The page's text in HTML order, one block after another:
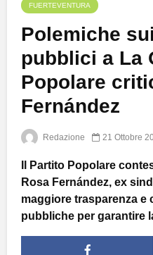
FUERTEVENTURA
Polemiche
pubblici a La
Popolare
Fernández
Redazione 21 Ottobre
Il Partito Popolare
Rosa Fernández, ex
maggiore trasparenza
pubbliche per garantire